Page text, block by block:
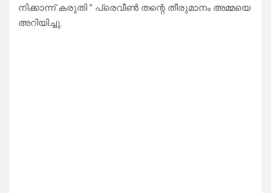
നിക്കാന്ന് കരുതി ” പ്രെവീൺ തന്റെ തീരുമാനം അമ്മയെ
അറിയിച്ചു.